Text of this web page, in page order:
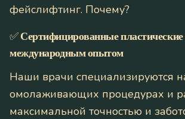
фейслифтинг. Почему?
✅Сертифицированные пластические
международным опытом
Наши врачи специализируются
омолаживающих процедурах и
максимальной точностью и